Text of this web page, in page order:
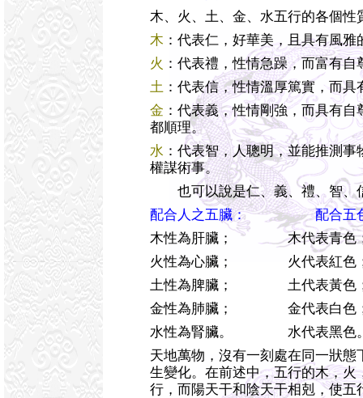
木、火、土、金、水五行的各個性
木 ：代表仁，好華美，且具有風
火 ：代表禮，性情急躁，而富有
土 ：代表信，性情溫厚篤實，而
金 ：代表義，性情剛強，而具有
都順理。
水 ：代表智，人聰明，並能推測
權謀術事。
也可以說是仁、義、禮、智、
配合人之五臟： 配合五
木性為肝臟； 木代表青色
火性為心臟； 火代表紅色
土性為脾臟； 土代表黃色
金性為肺臟； 金代表白色
水性為腎臟。 水代表黑色
天地萬物，沒有一刻處在同一狀態
生變化。在前述中，五行的木，火
行，而陽天干和陰天干相剋，使五